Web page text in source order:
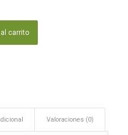
carrito
Valoraciones (0)